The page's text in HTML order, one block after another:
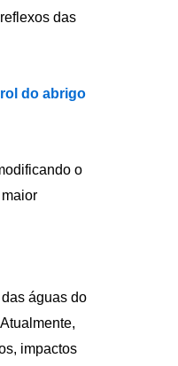
das
do abrigo
o
águas do
impactos